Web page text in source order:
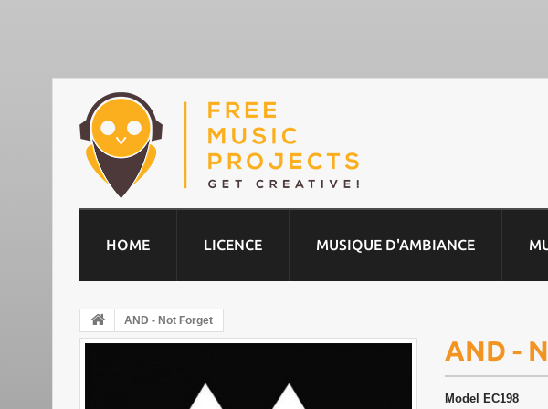
HOME LICENCE MUSIQUE D'AMBIANCE
AND - Not Forget
AND -
Model EC198